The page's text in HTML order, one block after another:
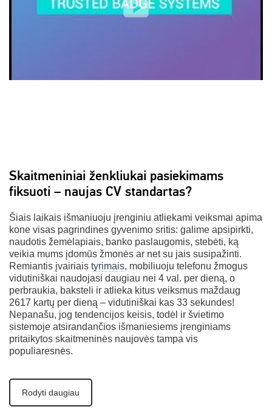
Skaitmeniniai ženkliukai pasiekimams
fiksuoti – naujas CV standartas?
Šiais laikais išmaniuoju įrenginiu atliekami veiksmai apima
kone visas pagrindines gyvenimo sritis: galime apsipirkti,
naudotis žemėlapiais, banko paslaugomis, stebėti, ką
veikia mums įdomūs žmonės ar net su jais susipažinti.
Remiantis įvairiais tyrimais, mobiliuoju telefonu žmogus
vidutiniškai naudojasi daugiau nei 4 val. per dieną, o
perbraukia, baksteli ir atlieka kitus veiksmus maždaug
2617 kartų per dieną – vidutiniškai kas 33 sekundes!
Nepanašu, jog tendencijos keisis, todėl ir švietimo
sistemoje atsirandančios išmaniesiems įrenginiams
pritaikytos skaitmeninės naujovės tampa vis
populiaresnės.
Rodyti daugiau